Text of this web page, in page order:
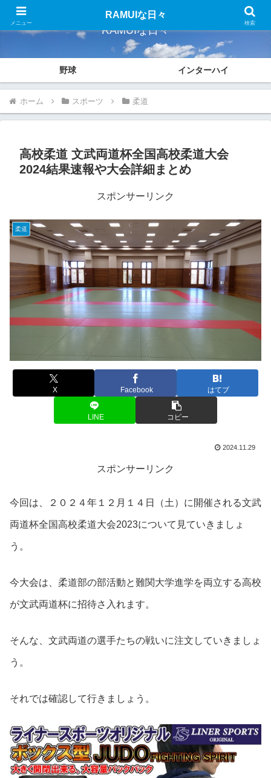
RAMUIな日々
野球 インターハイ
ホーム スポーツ 柔道
高校柔道 文武両道杯全国高校柔道大会
2024結果速報や大会詳細まとめ
スポンサーリンク
柔道
X Facebook はてブ
LINE コピー
2024.11.29
スポンサーリンク
今回は、２０２４年１２月１４日（土）に開催される文武
両道杯全国高校柔道大会2023について見ていきましょ
う。
今大会は、柔道部の部活動と難関大学進学を両立する高校
が文武両道杯に招待さ入れます。
そんな、文武両道の選手たちの戦いに注文していきましょ
う。
それでは確認して行きましょう。
メニュー
RAMUIな日々
検索